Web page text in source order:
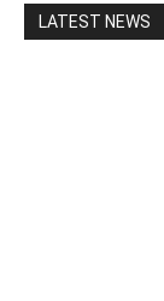
LATEST NEWS